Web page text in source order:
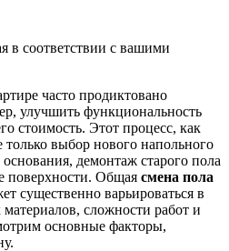
в соответствии с вашими
часто продиктовано
улучшить функциональность
стоимость. Этот процесс, как
только выбор нового напольного
демонтаж старого пола
поверхности. Общая смена пола
существенно варьироваться в
сложности работ и
основные факторы,